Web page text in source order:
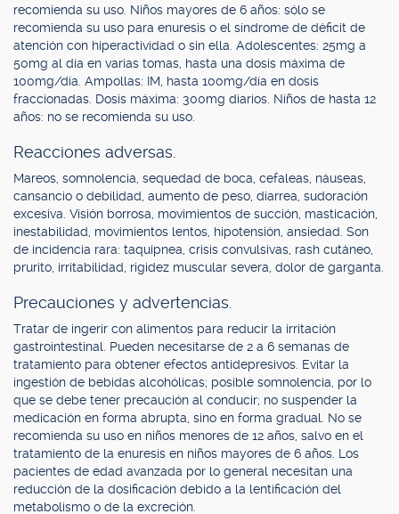
recomienda su uso. Niños mayores de 6 años: sólo se
recomienda su uso para enuresis o el síndrome de déficit de
atención con hiperactividad o sin ella. Adolescentes: 25mg a
50mg al día en varias tomas, hasta una dosis máxima de
100mg/día. Ampollas: IM, hasta 100mg/día en dosis
fraccionadas. Dosis máxima: 300mg diarios. Niños de hasta 12
años: no se recomienda su uso.
Reacciones adversas.
Mareos, somnolencia, sequedad de boca, cefaleas, náuseas,
cansancio o debilidad, aumento de peso, diarrea, sudoración
excesiva. Visión borrosa, movimientos de succión, masticación,
inestabilidad, movimientos lentos, hipotensión, ansiedad. Son
de incidencia rara: taquipnea, crisis convulsivas, rash cutáneo,
prurito, irritabilidad, rigidez muscular severa, dolor de garganta.
Precauciones y advertencias.
Tratar de ingerir con alimentos para reducir la irritación
gastrointestinal. Pueden necesitarse de 2 a 6 semanas de
tratamiento para obtener efectos antidepresivos. Evitar la
ingestión de bebidas alcohólicas; posible somnolencia, por lo
que se debe tener precaución al conducir; no suspender la
medicación en forma abrupta, sino en forma gradual. No se
recomienda su uso en niños menores de 12 años, salvo en el
tratamiento de la enuresis en niños mayores de 6 años. Los
pacientes de edad avanzada por lo general necesitan una
reducción de la dosificación debido a la lentificación del
metabolismo o de la excreción.